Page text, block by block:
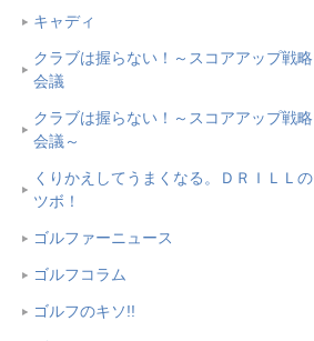
キャディ
クラブは握らない！～スコアアップ戦略
会議
クラブは握らない！～スコアアップ戦略
会議～
くりかえしてうまくなる。ＤＲＩＬＬの
ツボ！
ゴルファーニュース
ゴルフコラム
ゴルフのキソ!!